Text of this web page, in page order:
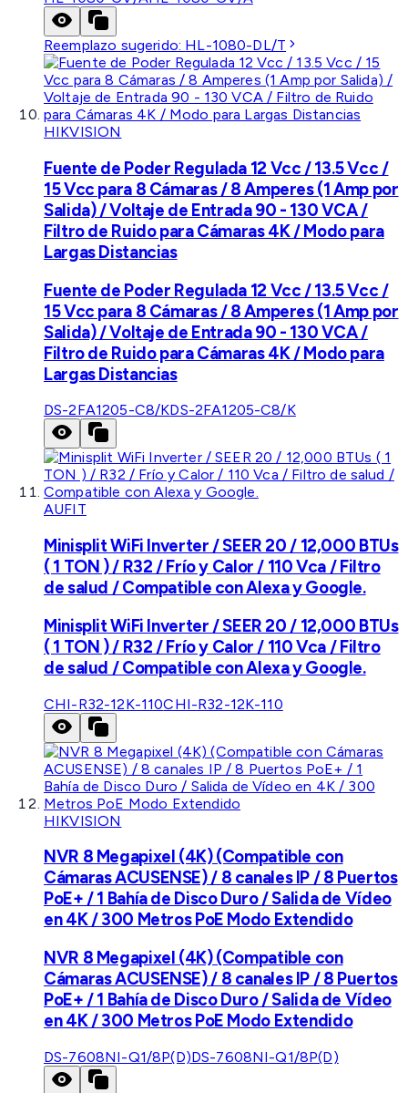
Reemplazo sugerido: HL-1080-DL/T
HIKVISION
Fuente de Poder Regulada 12 Vcc / 13.5 Vcc /
15 Vcc para 8 Cámaras / 8 Amperes (1 Amp por
Salida) / Voltaje de Entrada 90 - 130 VCA /
Filtro de Ruido para Cámaras 4K / Modo para
Largas Distancias
Fuente de Poder Regulada 12 Vcc / 13.5 Vcc /
15 Vcc para 8 Cámaras / 8 Amperes (1 Amp por
Salida) / Voltaje de Entrada 90 - 130 VCA /
Filtro de Ruido para Cámaras 4K / Modo para
Largas Distancias
DS-2FA1205-C8/KDS-2FA1205-C8/K
AUFIT
Minisplit WiFi Inverter / SEER 20 / 12,000 BTUs
( 1 TON ) / R32 / Frío y Calor / 110 Vca / Filtro
de salud / Compatible con Alexa y Google.
Minisplit WiFi Inverter / SEER 20 / 12,000 BTUs
( 1 TON ) / R32 / Frío y Calor / 110 Vca / Filtro
de salud / Compatible con Alexa y Google.
CHI-R32-12K-110CHI-R32-12K-110
HIKVISION
NVR 8 Megapixel (4K) (Compatible con
Cámaras ACUSENSE) / 8 canales IP / 8 Puertos
PoE+ / 1 Bahía de Disco Duro / Salida de Vídeo
en 4K / 300 Metros PoE Modo Extendido
NVR 8 Megapixel (4K) (Compatible con
Cámaras ACUSENSE) / 8 canales IP / 8 Puertos
PoE+ / 1 Bahía de Disco Duro / Salida de Vídeo
en 4K / 300 Metros PoE Modo Extendido
DS-7608NI-Q1/8P(D)DS-7608NI-Q1/8P(D)